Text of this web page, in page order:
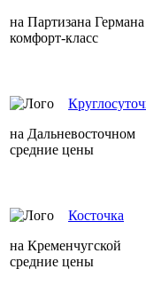
на Партизана Германа
комфорт-класс
на Дальневосточном
средние цены
Косточка
на Кременчугской
средние цены